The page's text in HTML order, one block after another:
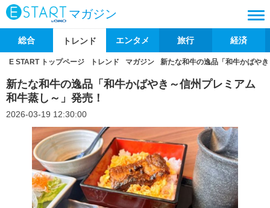
マガジン
総合 トレンド エンタメ 旅行 経済
E START トップページ トレンド マガジン 新たな和牛の逸品「和牛かばや
新たな和牛の逸品「和牛かばやき～信州プレミアム
和牛蒸し～」発売！
2026-03-19 12:30:00